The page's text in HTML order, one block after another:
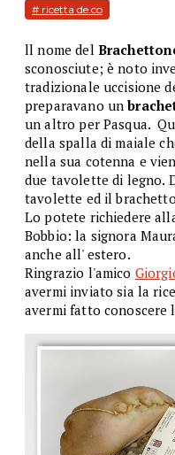
# ricetta de.co
ll nome del
sconosciute; è noto
tradizionale uccisione
preparavano un
un altro per Pasqua.
della spalla di maiale
nella sua cotenna e
due tavolette di legno.
tavolette ed il
Lo potete richiedere
Bobbio: la signora
anche all' estero.
Ringrazio l'amico
avermi inviato sia la
avermi fatto conoscere